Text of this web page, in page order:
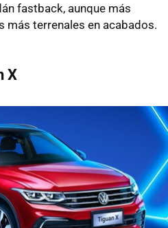
fastback, aunque más
más terrenales en acabados.
X